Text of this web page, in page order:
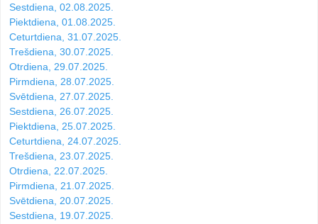
Sestdiena, 02.08.2025.
Piektdiena, 01.08.2025.
Ceturtdiena, 31.07.2025.
Trešdiena, 30.07.2025.
Otrdiena, 29.07.2025.
Pirmdiena, 28.07.2025.
Svētdiena, 27.07.2025.
Sestdiena, 26.07.2025.
Piektdiena, 25.07.2025.
Ceturtdiena, 24.07.2025.
Trešdiena, 23.07.2025.
Otrdiena, 22.07.2025.
Pirmdiena, 21.07.2025.
Svētdiena, 20.07.2025.
Sestdiena, 19.07.2025.